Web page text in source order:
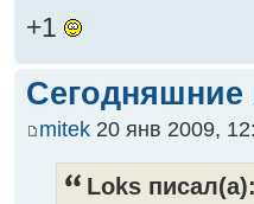
+1
Сегодняшние
mitek 20 янв 2009,
Loks писал(а):